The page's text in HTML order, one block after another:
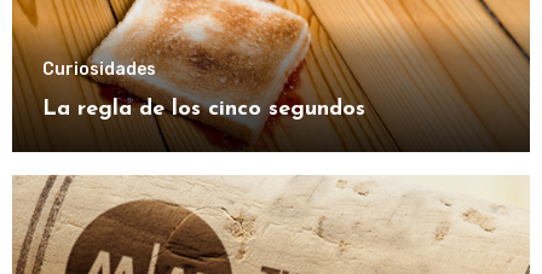
Curiosidades
La regla de los cinco segundos